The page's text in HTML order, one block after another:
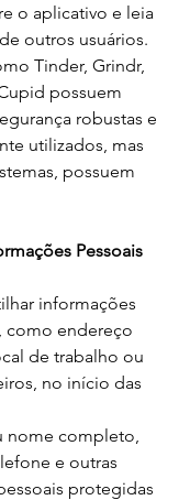
o aplicativo e leia
outros usuários.
Tinder, Grindr,
possuem
robustas e
utilizados, mas
possuem
Pessoais
informações
como endereço
de trabalho ou
no início das
nome completo,
e outras
protegidas